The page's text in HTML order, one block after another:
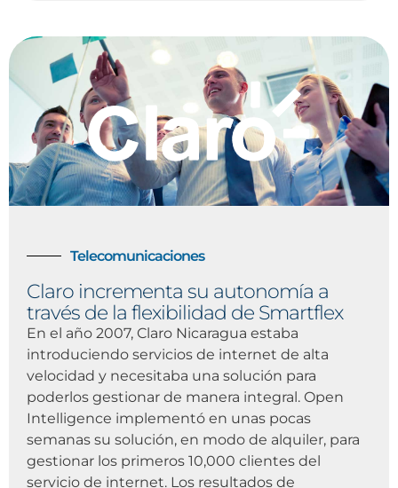
Telecomunicaciones
Claro incrementa su autonomía a
través de la flexibilidad de Smartflex
En el año 2007, Claro Nicaragua estaba
introduciendo servicios de internet de alta
velocidad y necesitaba una solución para
poderlos gestionar de manera integral. Open
Intelligence implementó en unas pocas
semanas su solución, en modo de alquiler, para
gestionar los primeros 10,000 clientes del
servicio de internet. Los resultados de